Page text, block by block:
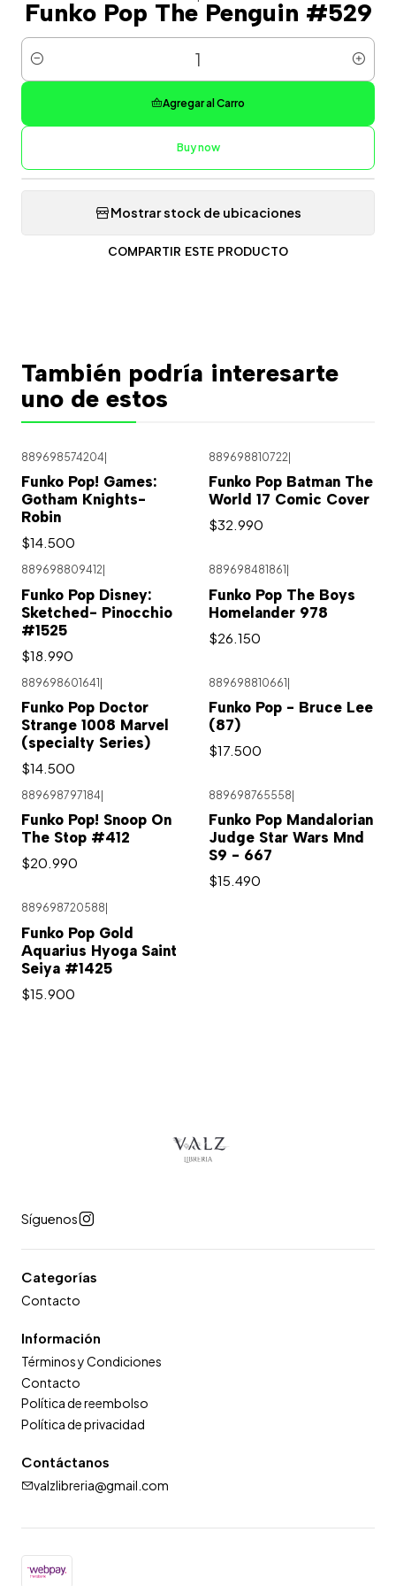
Funko Pop The Penguin #529
Cantidad
Agregar al Carro
Buy now
Mostrar stock de ubicaciones
COMPARTIR ESTE PRODUCTO
También podría interesarte
uno de estos
889698574204
Funko Pop! Games:
Gotham Knights-
Robin
$14.500
889698810722
Funko Pop Batman The
World 17 Comic Cover
$32.990
889698809412
Funko Pop Disney:
Sketched- Pinocchio
#1525
$18.990
889698481861
Funko Pop The Boys
Homelander 978
$26.150
889698601641|
Funko Pop Doctor
Strange 1008 Marvel
(specialty Series)
$14.500
889698810661|
Funko Pop - Bruce Lee
(87)
$17.500
889698797184
Funko Pop! Snoop On
The Stop #412
$20.990
889698765558
Funko Pop Mandalorian
Judge Star Wars Mnd
S9 - 667
$15.490
889698720588
Funko Pop Gold
Aquarius Hyoga Saint
Seiya #1425
$15.900
Síguenos
Categorías
Contacto
Información
Términos y Condiciones
Contacto
Política de reembolso
Política de privacidad
Contáctanos
valzlibreria@gmail.com